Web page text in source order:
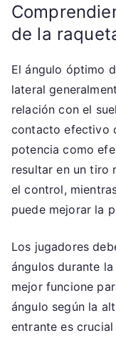
de la
El ángulo óptimo
lateral
relación con el
contacto efectivo
potencia como
resultar en un tiro
el control,
puede mejorar la
Los jugadores
ángulos durante
mejor funcione
ángulo según la
entrante es